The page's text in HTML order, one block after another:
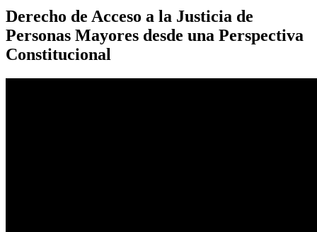
Derecho de Acceso a la Justicia de
Personas Mayores desde una Perspectiva
Constitucional